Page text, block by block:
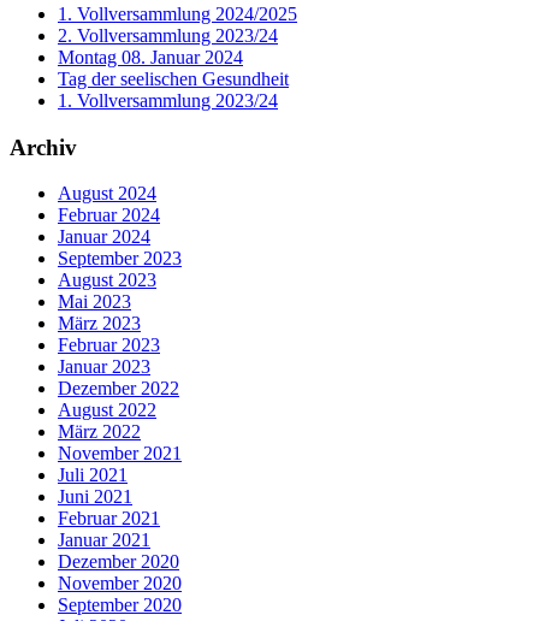
1. Vollversammlung 2024/2025
2. Vollversammlung 2023/24
Montag 08. Januar 2024
Tag der seelischen Gesundheit
1. Vollversammlung 2023/24
Archiv
August 2024
Februar 2024
Januar 2024
September 2023
August 2023
Mai 2023
März 2023
Februar 2023
Januar 2023
Dezember 2022
August 2022
März 2022
November 2021
Juli 2021
Juni 2021
Februar 2021
Januar 2021
Dezember 2020
November 2020
September 2020